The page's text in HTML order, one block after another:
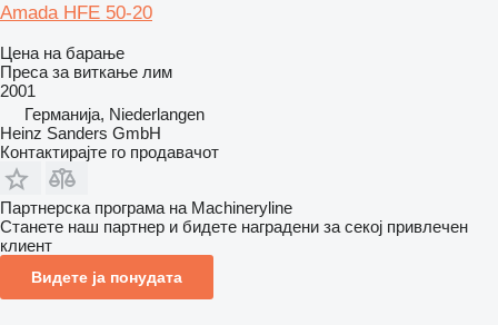
Amada HFE 50-20
Цена на барање
Преса за виткање лим
2001
Германија, Niederlangen
Heinz Sanders GmbH
Контактирајте го продавачот
Партнерска програма на Machineryline
Станете наш партнер и бидете наградени за секој привлечен
клиент
Видете ја понудата